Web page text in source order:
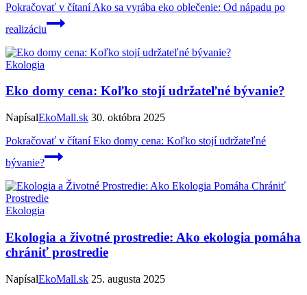
Pokračovať v čítaníAko sa vyrába eko oblečenie: Od nápadu po
realizáciu
Ekologia
Eko domy cena: Koľko stojí udržateľné bývanie?
NapísalEkoMall.sk 30. októbra 2025
Pokračovať v čítaníEko domy cena: Koľko stojí udržateľné
bývanie?
Ekologia
Ekologia a životné prostredie: Ako ekologia pomáha
chrániť prostredie
NapísalEkoMall.sk 25. augusta 2025